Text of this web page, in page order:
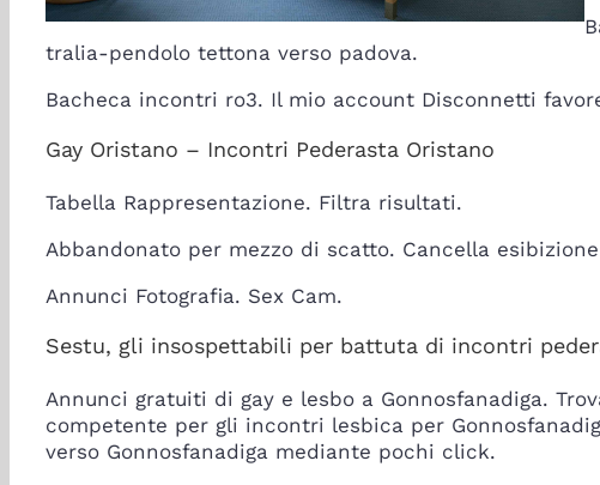
tralia-pendolo tettona verso padova.
Bacheca incontri ro3. Il mio account Disconnetti
Gay Oristano – Incontri Pederasta Oristano
Tabella Rappresentazione. Filtra risultati.
Abbandonato per mezzo di scatto. Cancella
Annunci Fotografia. Sex Cam.
Sestu, gli insospettabili per battuta di incontri
Annunci gratuiti di gay e lesbo a Gonnosfanadiga.
competente per gli incontri lesbica per
verso Gonnosfanadiga mediante pochi click.